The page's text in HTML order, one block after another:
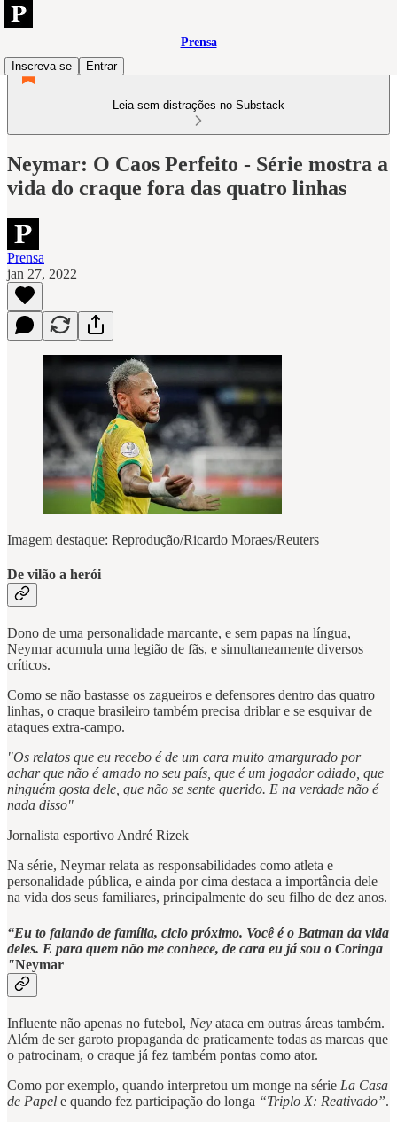
Prensa
Inscreva-se
Entrar
Leia sem distrações no Substack
Neymar: O Caos Perfeito - Série mostra a
vida do craque fora das quatro linhas
Prensa
jan 27, 2022
Imagem destaque: Reprodução/Ricardo Moraes/Reuters
De vilão a herói
Dono de uma personalidade marcante, e sem papas na língua,
Neymar acumula uma legião de fãs, e simultaneamente diversos
críticos.
Como se não bastasse os zagueiros e defensores dentro das quatro
linhas, o craque brasileiro também precisa driblar e se esquivar de
ataques extra-campo.
"Os relatos que eu recebo é de um cara muito amargurado por
achar que não é amado no seu país, que é um jogador odiado, que
ninguém gosta dele, que não se sente querido. E na verdade não é
nada disso"
Jornalista esportivo André Rizek
Na série, Neymar relata as responsabilidades como atleta e
personalidade pública, e ainda por cima destaca a importância dele
na vida dos seus familiares, principalmente do seu filho de dez anos.
“Eu to falando de família, ciclo próximo. Você é o Batman da vida
deles. E para quem não me conhece, de cara eu já sou o Coringa
"Neymar
Influente não apenas no futebol, Ney ataca em outras áreas também.
Além de ser garoto propaganda de praticamente todas as marcas que
o patrocinam, o craque já fez também pontas como ator.
Como por exemplo, quando interpretou um monge na série La Casa
de Papel e quando fez participação do longa “Triplo X: Reativado”.